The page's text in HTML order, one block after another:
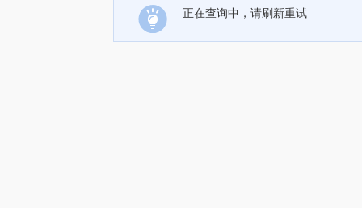
正在查询中，请刷新重试